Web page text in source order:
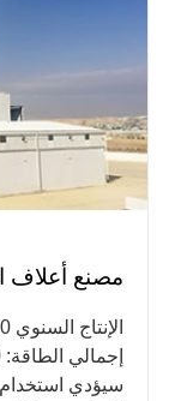
مصنع أعلاف
الإنتاج السنوي 900000000-110000 طن
إجمالي الطاقة: 220-350 كيلو واط
سيؤدي